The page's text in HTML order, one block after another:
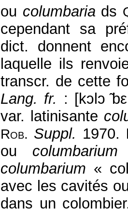
ou columbariads
cependant sa
dict. donnent
laquelle ils
transcr. de cette
Lang. fr. : [kɔlɔ
var. latinisante
Rob. Suppl. 1970.
ou
columbarium «
avec les cavités
dans un